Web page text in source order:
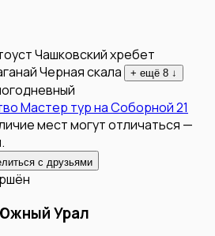
Чашковский хребет
Черная скала + ещё 8 ↓
Мастер тур на Соборной 21
мест могут отличаться —
с друзьями
Урал